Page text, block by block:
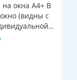
окна А4+ В
(видны с
клапаном)